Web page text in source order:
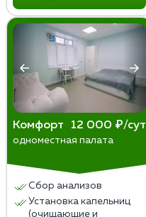
Комфорт 12 000 ₽/сут
одноместная палата
Сбор анализов
Установка капельниц
(очищающие и